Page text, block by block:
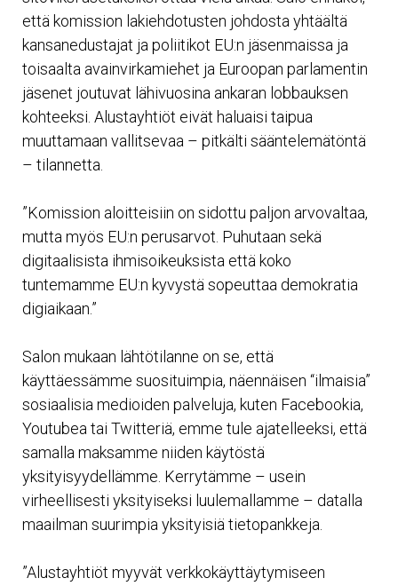
että komission lakiehdotusten johdosta yhtäältä
kansanedustajat ja poliitikot EU:n jäsenmaissa ja
toisaalta avainvirkamiehet ja Euroopan parlamentin
jäsenet joutuvat lähivuosina ankaran lobbauksen
kohteeksi. Alustayhtiöt eivät haluaisi taipua
muuttamaan vallitsevaa – pitkälti sääntelemätöntä
– tilannetta.
”Komission aloitteisiin on sidottu paljon arvovaltaa,
mutta myös EU:n perusarvot. Puhutaan sekä
digitaalisista ihmisoikeuksista että koko
tuntemamme EU:n kyvystä sopeuttaa demokratia
digiaikaan.”
Salon mukaan lähtötilanne on se, että
käyttäessämme suosituimpia, näennäisen “ilmaisia”
sosiaalisia medioiden palveluja, kuten Facebookia,
Youtubea tai Twitteriä, emme tule ajatelleeksi, että
samalla maksamme niiden käytöstä
yksityisyydellämme. Kerrytämme – usein
virheellisesti yksityiseksi luulemallamme – datalla
maailman suurimpia yksityisiä tietopankkeja.
”Alustayhtiöt myyvät verkkokäyttäytymiseen